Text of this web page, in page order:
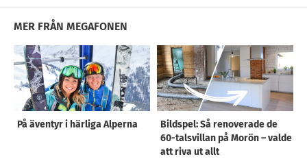
MER FRÅN MEGAFONEN
På äventyr i härliga Alperna
Bildspel: Så renoverade de
60-talsvillan på Morön – valde
att riva ut allt